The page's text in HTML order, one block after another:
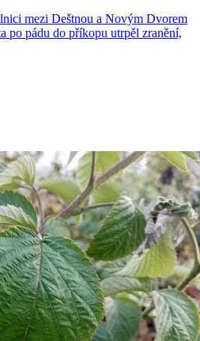
mezi Deštnou a Novým Dvorem
po pádu do příkopu utrpěl zranění,